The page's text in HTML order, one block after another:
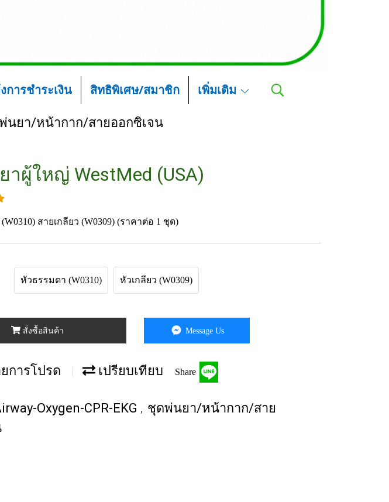
การชำระเงิน สิทธิพิเศษ/สมาชิก เพิ่มเติม
นยา/หน้ากาก/สายออกซิเจน
ผู้ใหญ่ WestMed (USA)
สายเกลียว (W0309) (ราคาต่อ 1 ชุด)
หัวธรรมดา (W0310) หัวเกลียว (W0309)
สั่งซื้อสินค้า Message Us
การโปรด เปรียบเทียบ Share
Oxygen-CPR-EKG , ชุดพ่นยา/หน้ากาก/สาย